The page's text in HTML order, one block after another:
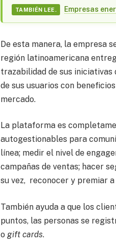
TAMBIÉN LEE. Empresas
De esta manera, la empresa
región latinoamericana
trazabilidad de sus iniciativas
de sus usuarios con
mercado.
La plataforma es
autogestionables para
línea; medir el nivel de
campañas de ventas; hacer
su vez, reconocer y premiar
También ayuda a que los
puntos, las personas se
ogift cards.